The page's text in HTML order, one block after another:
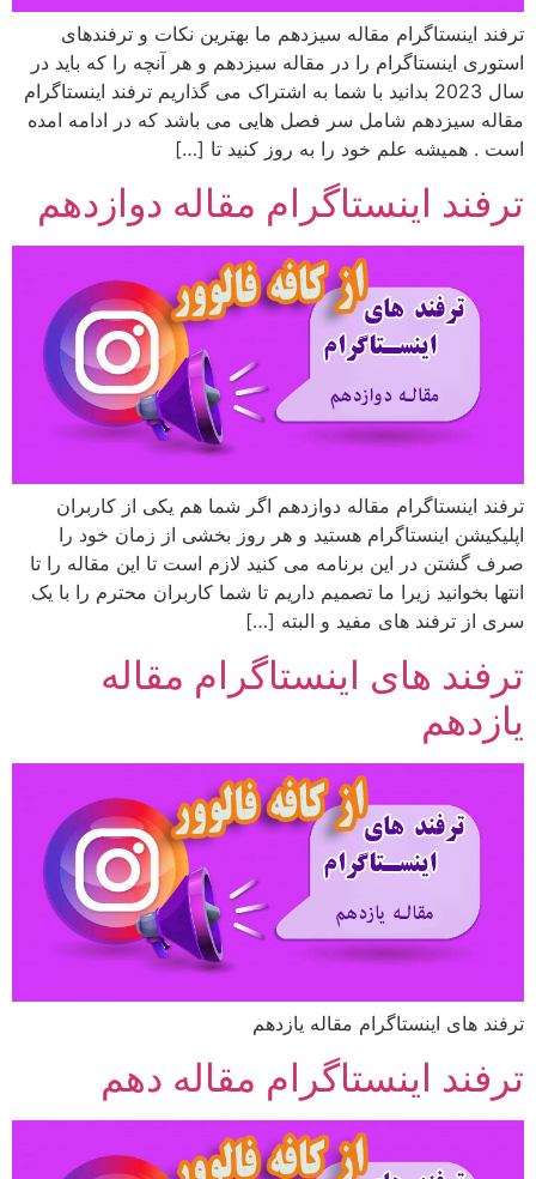
ترفند اینستاگرام مقاله سیزدهم ما بهترین نکات و ترفندهای
استوری اینستاگرام را در مقاله سیزدهم و هر آنچه را که باید در
سال 2023 بدانید با شما به اشتراک می گذاریم ترفند اینستاگرام
مقاله سیزدهم شامل سر فصل هایی می باشد که در ادامه امده
است . همیشه علم خود را به روز کنید تا […]
ترفند اینستاگرام مقاله دوازدهم
ترفند اینستاگرام مقاله دوازدهم اگر شما هم یکی از کاربران
اپلیکیشن اینستاگرام هستید و هر روز بخشی از زمان خود را
صرف گشتن در این برنامه می کنید لازم است تا این مقاله را تا
انتها بخوانید زیرا ما تصمیم داریم تا شما کاربران محترم را با یک
سری از ترفند های مفید و البته […]
ترفند های اینستاگرام مقاله
یازدهم
ترفند های اینستاگرام مقاله یازدهم
ترفند اینستاگرام مقاله دهم